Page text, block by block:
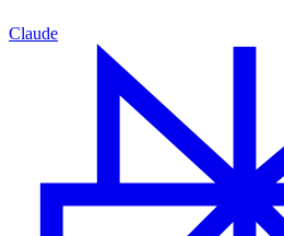
Claude